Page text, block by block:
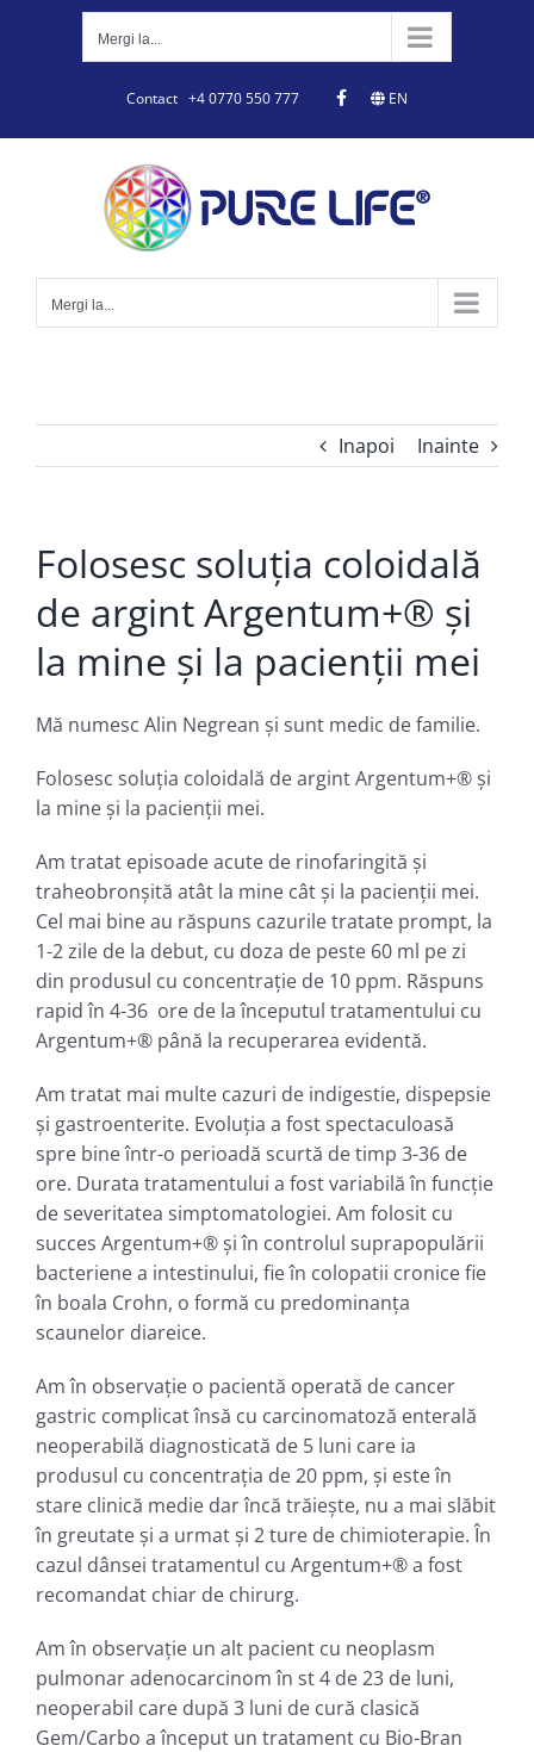
Mergi la...
Contact +4 0770 550 777 EN
Mergi la...
Inapoi Inainte
Folosesc soluția coloidală
de argint Argentum+® şi
la mine şi la pacienții mei
Mă numesc Alin Negrean şi sunt medic de familie.
Folosesc soluția coloidală de argint Argentum+® şi
la mine şi la pacienții mei.
Am tratat episoade acute de rinofaringită şi
traheobronşită atât la mine cât şi la pacienţii mei.
Cel mai bine au răspuns cazurile tratate prompt, la
1-2 zile de la debut, cu doza de peste 60 ml pe zi
din produsul cu concentraţie de 10 ppm. Răspuns
rapid în 4-36 ore de la începutul tratamentului cu
Argentum+® până la recuperarea evidentă.
Am tratat mai multe cazuri de indigestie, dispepsie
şi gastroenterite. Evoluţia a fost spectaculoasă
spre bine într-o perioadă scurtă de timp 3-36 de
ore. Durata tratamentului a fost variabilă în funcţie
de severitatea simptomatologiei. Am folosit cu
succes Argentum+® şi în controlul suprapopulării
bacteriene a intestinului, fie în colopatii cronice fie
în boala Crohn, o formă cu predominanța
scaunelor diareice.
Am în observaţie o pacientă operată de cancer
gastric complicat însă cu carcinomatoză enterală
neoperabilă diagnosticată de 5 luni care ia
produsul cu concentraţia de 20 ppm, şi este în
stare clinică medie dar încă trăieşte, nu a mai slăbit
în greutate şi a urmat şi 2 ture de chimioterapie. În
cazul dânsei tratamentul cu Argentum+® a fost
recomandat chiar de chirurg.
Am în observaţie un alt pacient cu neoplasm
pulmonar adenocarcinom în st 4 de 23 de luni,
neoperabil care după 3 luni de cură clasică
Gem/Carbo a început un tratament cu Bio-Bran